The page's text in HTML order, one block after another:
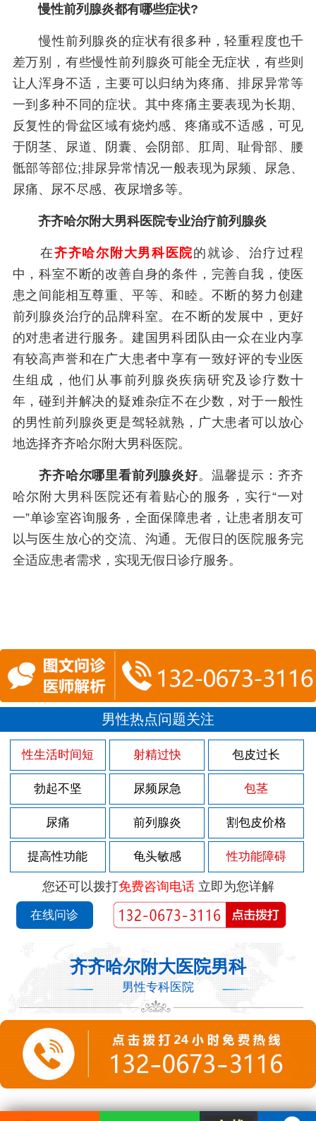
慢性前列腺炎都有哪些症状?
慢性前列腺炎的症状有很多种，轻重程度也千
差万别，有些慢性前列腺炎可能全无症状，有些则
让人浑身不适，主要可以归纳为疼痛、排尿异常等
一到多种不同的症状。其中疼痛主要表现为长期、
反复性的骨盆区域有烧灼感、疼痛或不适感，可见
于阴茎、尿道、阴囊、会阴部、肛周、耻骨部、腰
骶部等部位;排尿异常情况一般表现为尿频、尿急、
尿痛、尿不尽感、夜尿增多等。
齐齐哈尔附大男科医院专业治疗前列腺炎
在齐齐哈尔附大男科医院的就诊、治疗过程
中，科室不断的改善自身的条件，完善自我，使医
患之间能相互尊重、平等、和睦。不断的努力创建
前列腺炎治疗的品牌科室。在不断的发展中，更好
的对患者进行服务。建国男科团队由一众在业内享
有较高声誉和在广大患者中享有一致好评的专业医
生组成，他们从事前列腺炎疾病研究及诊疗数十
年，碰到并解决的疑难杂症不在少数，对于一般性
的男性前列腺炎更是驾轻就熟，广大患者可以放心
地选择齐齐哈尔附大男科医院。
齐齐哈尔哪里看前列腺炎好。温馨提示：齐齐
哈尔附大男科医院还有着贴心的服务，实行“一对
一”单诊室咨询服务，全面保障患者，让患者朋友可
以与医生放心的交流、沟通。无假日的医院服务完
全适应患者需求，实现无假日诊疗服务。
男性热点问题关注
性生活时间短 射精过快 包皮过长
勃起不坚 尿频尿急 包茎
尿痛 前列腺炎 割包皮价格
提高性功能 龟头敏感 性功能障碍
您还可以拨打免费咨询电话立即为您详解
在线问诊
齐齐哈尔附大医院男科
男性专科医院